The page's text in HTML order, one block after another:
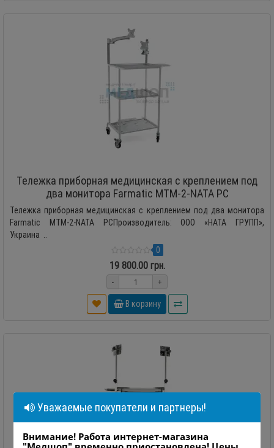
Тележка приборная медицинская с креплением под
два монитора Farmatic МТМ-2-NATA PC
Тележка приборная медицинская с креплением под два монитора
Farmatic МТМ-2-NATA PCПроизводитель: ООО «НАТА ГРУПП»,
Украина ..
0
19 800.00 грн.
- +
В корзину
Уважаемые покупатели и партнеры!
Внимание! Работа интернет-магазина